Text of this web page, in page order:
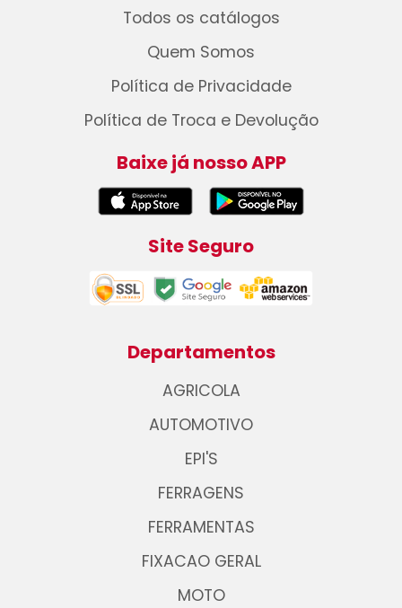
Todos os catálogos
Quem Somos
Política de Privacidade
Política de Troca e Devolução
Baixe já nosso APP
Site Seguro
Departamentos
AGRICOLA
AUTOMOTIVO
EPI'S
FERRAGENS
FERRAMENTAS
FIXACAO GERAL
MOTO